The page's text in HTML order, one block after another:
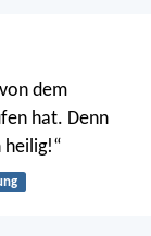
dem
hat. Denn
heilig!“